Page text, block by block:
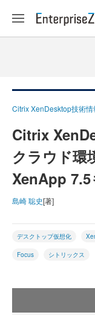
Citrix XenDesktop技術情
Citrix
クラウド環
XenApp 7.5
島崎 聡史[著]
デスクトップ仮想化
Focus シトリックス